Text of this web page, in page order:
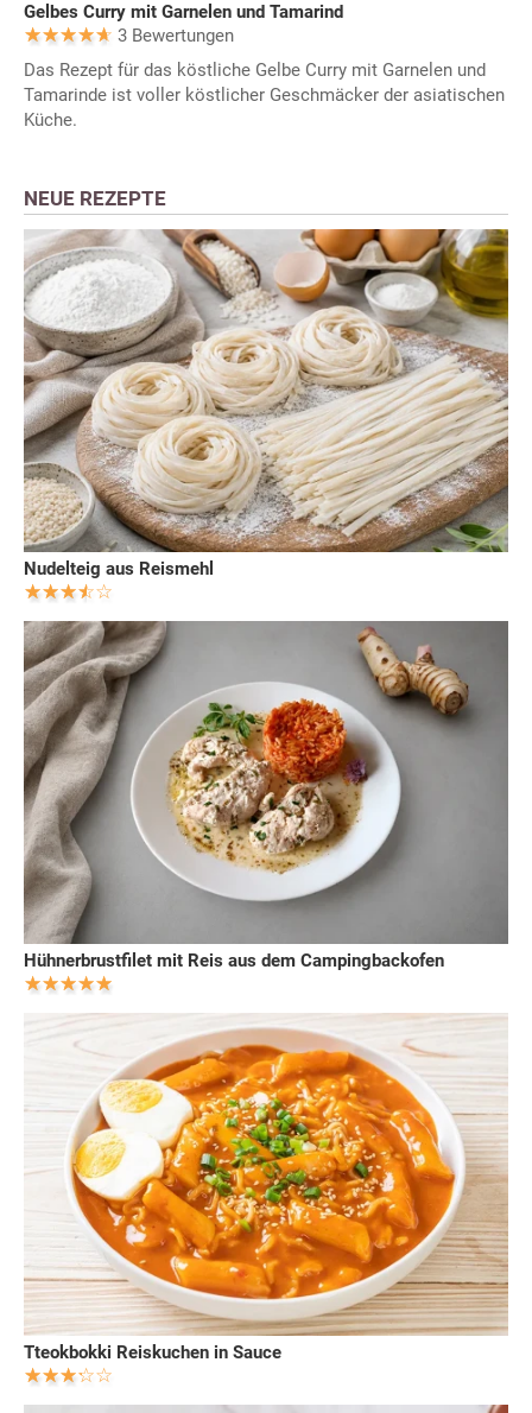
Gelbes Curry mit Garnelen und Tamarind
3 Bewertungen
Das Rezept für das köstliche Gelbe Curry mit Garnelen und
Tamarinde ist voller köstlicher Geschmäcker der asiatischen
Küche.
NEUE REZEPTE
Nudelteig aus Reismehl
Hühnerbrustfilet mit Reis aus dem Campingbackofen
Tteokbokki Reiskuchen in Sauce